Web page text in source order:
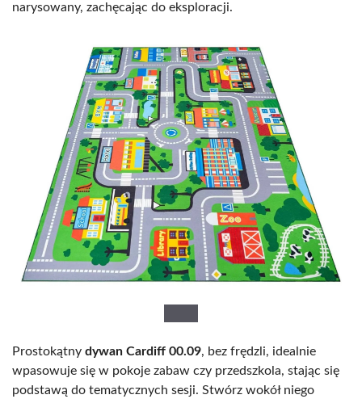
narysowany, zachęcając do eksploracji.
Prostokątny dywan Cardiff 00.09, bez frędzli, idealnie
wpasowuje się w pokoje zabaw czy przedszkola, stając się
podstawą do tematycznych sesji. Stwórz wokół niego